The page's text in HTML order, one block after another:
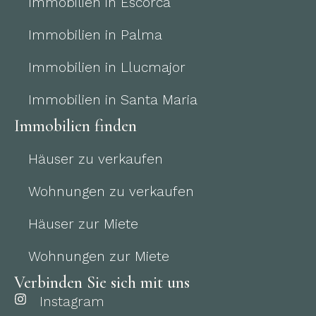
Immobilien in Palma
Immobilien in Llucmajor
Immobilien in Santa Maria
Immobilien finden
Häuser zu verkaufen
Wohnungen zu verkaufen
Häuser zur Miete
Wohnungen zur Miete
Verbinden Sie sich mit uns
Instagram